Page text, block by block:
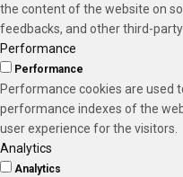
the content of the website on
feedbacks, and other third-
Performance
Performance
Performance cookies are used
performance indexes of the
user experience for the visitors.
Analytics
Analytics